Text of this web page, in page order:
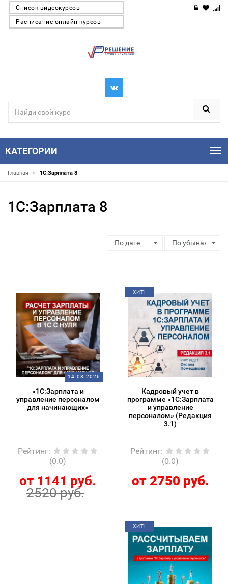
Список видеокурсов
Расписание онлайн-курсов
КАТЕГОРИИ
Главная » 1С:Зарплата 8
1С:Зарплата 8
14.08.2026
«1С:Зарплата и
управление персоналом
для начинающих»
Рейтинг:
(0.0)
от 1141 руб.
2520 руб.
ХИТ!
Кадровый учет в
программе «1С:Зарплата
и управление
персоналом» (Редакция
3.1)
Рейтинг:
(0.0)
от 2750 руб.
ХИТ!